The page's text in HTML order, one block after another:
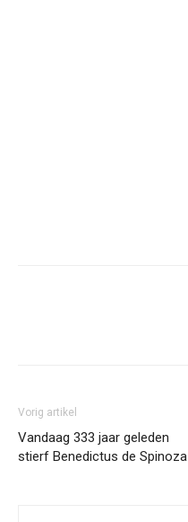
Vorig artikel
Vandaag 333 jaar geleden
stierf Benedictus de Spinoza